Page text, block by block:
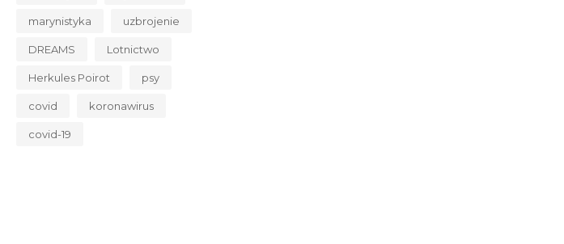
marynistyka uzbrojenie
DREAMS Lotnictwo
Herkules Poirot psy
covid koronawirus
covid-19